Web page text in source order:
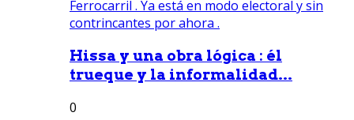
Hissa y una obra lógica : él
trueque y la informalidad...
0